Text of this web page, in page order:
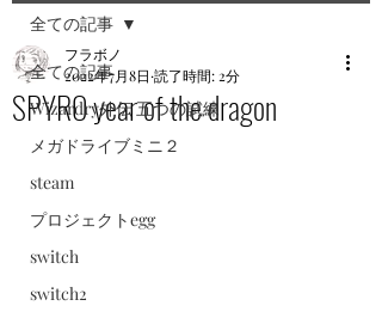
全ての記事
Wizardry外伝 五つの試練
メガドライブミニ２
steam
プロジェクトegg
switch
switch2
全ての記事
SPYRO year of the dragon
フラボノ
2022年7月8日 読了時間: 2分